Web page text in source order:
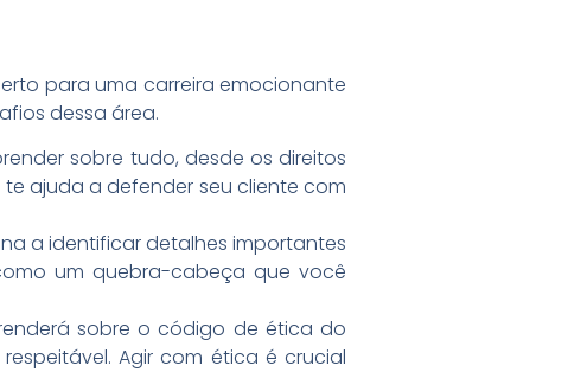
para uma carreira emocionante
dessa área.
sobre tudo, desde os direitos
ajuda a defender seu cliente com
a identificar detalhes importantes
um quebra-cabeça que você
sobre o código de ética do
Agir com ética é crucial